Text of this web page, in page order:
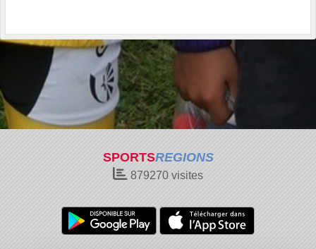
SPORTSREGIONS
879270 visites